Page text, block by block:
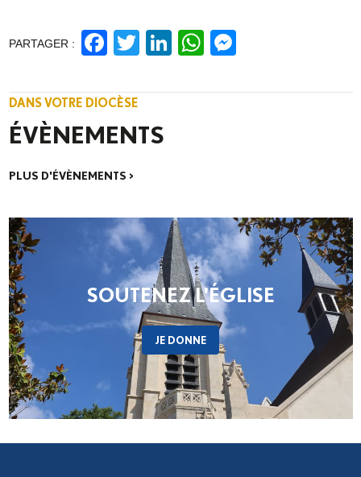
PARTAGER : Facebook
TwitterLinkedIn
WhatsApp
DANS VOTRE DIOCÈSE
ÉVÈNEMENTS
PLUS D'ÉVÈNEMENTS >
SOUTENEZ L'ÉGLISE
JE DONNE